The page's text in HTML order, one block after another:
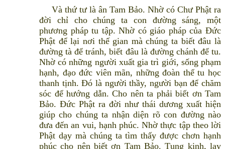
Và thứ tư là ân Tam Bảo. Nhờ có Chư Phật ra
đời chỉ cho chúng ta con đường sáng, một
phương pháp tu tập. Nhờ có giáo pháp của Đức
Phật để lại nơi thế gian mà chúng ta biết đâu là
đường tà để tránh, biết đâu là đường chánh để tu.
Nhờ có những người xuất gia trì giới, sống phạm
hạnh, đạo đức viên mãn, những đoàn thể tu học
thanh tịnh. Đó là người thầy, người bạn để chăm
sóc để hướng dẫn. Cho nên ta phải biết ơn Tam
Bảo. Đức Phật ra đời như thái dương xuất hiện
giúp cho chúng ta nhận diện rõ con đường nào
đưa đến an vui, hạnh phúc. Nhờ thực tập theo lời
Phật dạy mà chúng ta tìm thấy được chơn hạnh
phúc cho nên biết ơn Tam Bảo. Tụng kinh, lạy